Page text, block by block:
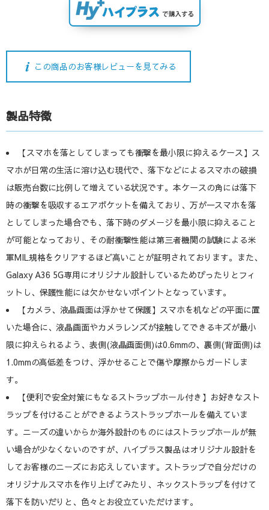
この商品のお客様レビューを見てみる
製品特徴
【スマホを落としてしまっても衝撃を最小限に抑えるケース】ス
マホが日常の生活に溶け込む現代で、落下などによるスマホの破損
は販売台数に比例して増えている状況です。本ケースの角には落下
時の衝撃を吸収するエアポケットを備えており、万が一スマホを落
としてしまった場合でも、落下時のダメージを最小限に抑えること
が可能となっており、その耐衝撃性能は第三者機関の試験による米
軍MIL規格をクリアするほど高いことが証明されております。また、
Galaxy A36 5G専用にオリジナル設計しているためぴったりとフィ
ットし、保護性能には欠かせないポイントとなっています。
【カメラ、液晶画面は浮かせて保護】スマホを机などの平面に置
いた場合に、液晶画面やカメラレンズが接触してできるキズが最小
限に抑えられるよう、表側(液晶画面側)は0.6mmの、裏側(背面側)は
1.0mmの高低差をつけ、浮かせることで傷や摩擦からガードしま
す。
【便利で安全対策にもなるストラップホール付き】お好きなスト
ラップを付けることができるようストラップホールを備えていま
す。ニーズの違いからか海外設計のものにはストラップホールが無
い場合が少なくないのですが、ハイプラス製品はオリジナル設計を
してお客様のニーズにお応えしています。ストラップで自分だけの
オリジナルスマホを作り上げてみたり、ネックストラップを付けて
落下を防いだりと、色々とお役立ていただけます。